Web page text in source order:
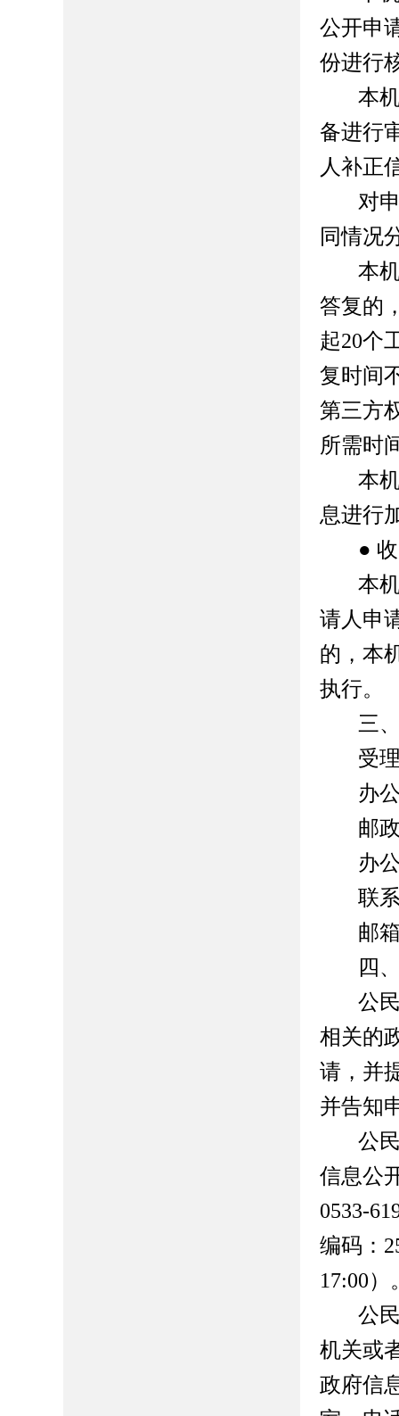
公开申
份进行
本
备进行
人补正
对
同情况
本
答复的
起20个
复时间
第三方
所需时
本
息进行
●
本
请人申
的，本
执行。
三
受
办
邮
办
联
邮
四
公
相关的
请，并
并告知
公
信息公
0533-
编码：
17:00）
公
机关或
政府信